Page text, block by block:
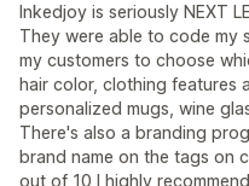
Inkedjoy is seriously NEXT
They were able to code my
my customers to choose
hair color, clothing features
personalized mugs, wine
There's also a branding
brand name on the tags on
out of 10 I highly